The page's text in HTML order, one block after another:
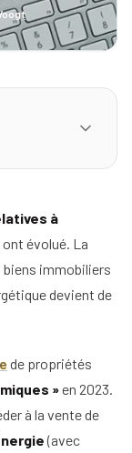
à
ont évolué. La
biens immobiliers
devient de
de propriétés
»en 2023.
à la vente de
(avec